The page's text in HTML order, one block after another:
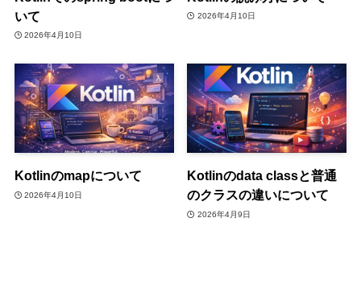
いて
2026年4月10日
2026年4月10日
Kotlinのmapについて
2026年4月10日
Kotlinのdata classと普通
のクラスの違いについて
2026年4月9日